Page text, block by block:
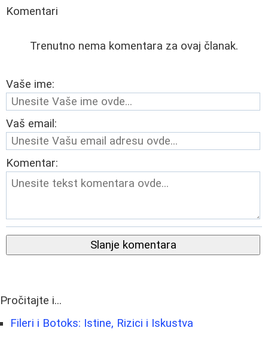
Komentari
Trenutno nema komentara za ovaj članak.
Vaše ime:
Vaš email:
Komentar:
Slanje komentara
Pročitajte i...
Fileri i Botoks: Istine, Rizici i Iskustva